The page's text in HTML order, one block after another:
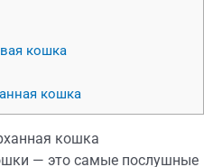
кошка
кошка
— это самые послушные